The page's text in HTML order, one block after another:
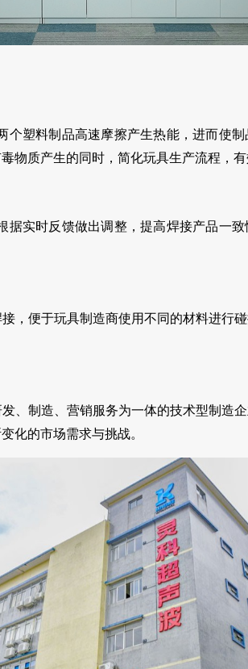
个塑料制品高速摩擦产生热能，进而使
物质产生的同时，简化玩具生产流程，有
据实时反馈做出调整，提高焊接产品一
，便于玩具制造商使用不同的材料进行
、制造、营销服务为一体的技术型制造
化的市场需求与挑战。